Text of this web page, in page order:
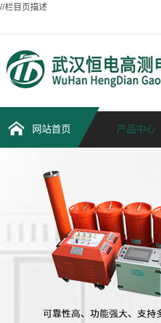
//栏目页描述
网站首页 产品中心